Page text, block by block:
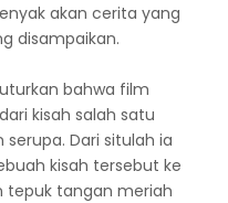
akan cerita yang
disampaikan.
bahwa film
kisah salah satu
Dari situlah ia
kisah tersebut ke
tepuk tangan meriah